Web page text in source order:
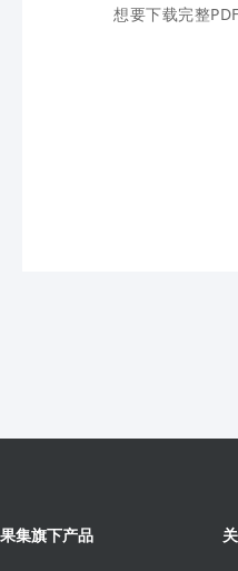
想要下载完整
果集旗下产品